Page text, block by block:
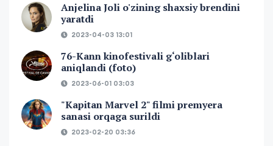
Anjelina Joli o'zining shaxsiy brendini
yaratdi
2023-04-03 13:01
76-Kann kinofestivali g‘oliblari
aniqlandi (foto)
2023-06-01 03:03
"Kapitan Marvel 2" filmi premyera
sanasi orqaga surildi
2023-02-20 03:36